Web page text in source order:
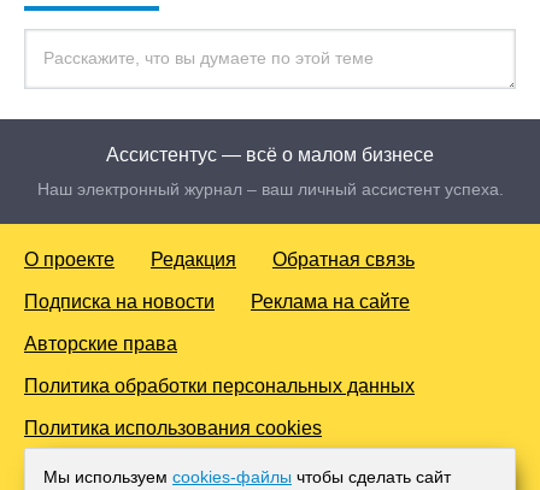
Ассистентус — всё о малом бизнесе
Наш электронный журнал – ваш личный ассистент успеха.
О проекте Редакция Обратная связь
Подписка на новости Реклама на сайте
Авторские права
Политика обработки персональных данных
Политика использования cookies
© 2016-2026 Все права защищены. Для лиц старше 18 лет.
Мы используем cookies-файлы чтобы сделать сайт